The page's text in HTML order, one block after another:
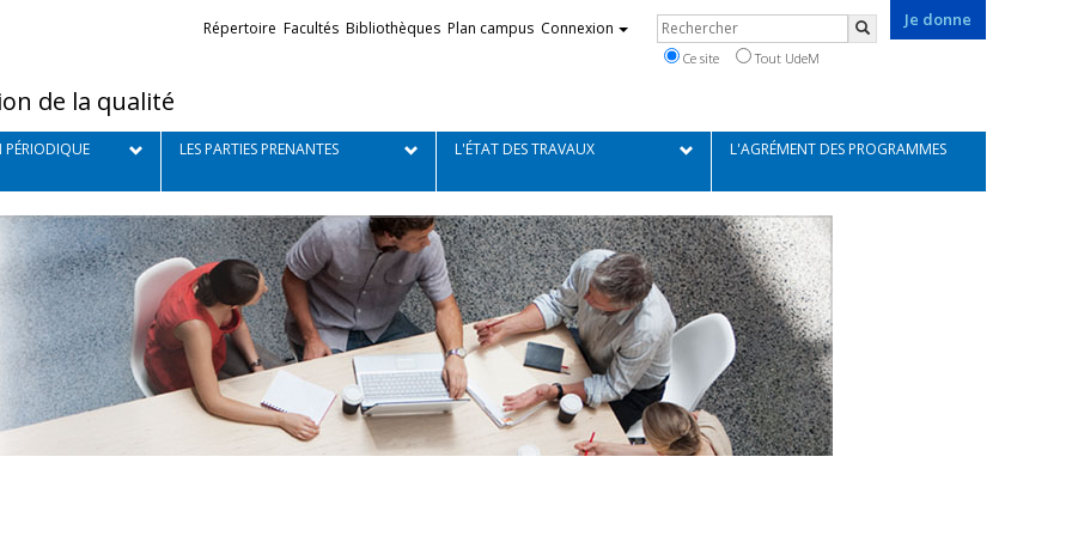
de la qualité
Je donne
Liens
Répertoire Facultés Bibliothèques Plan campus Connexion Rechercher
Ce site Tout UdeM
LES PARTIES PRENANTES L'ÉTAT DES TRAVAUX L'AGRÉMENT DES PROGRAMMES